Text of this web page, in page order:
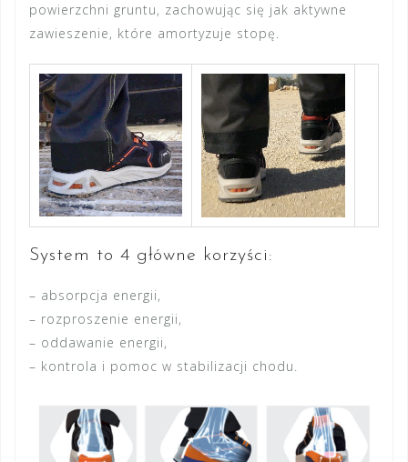
powierzchni gruntu, zachowując się jak aktywne
zawieszenie, które amortyzuje stopę.
System to 4 główne korzyści:
– absorpcja energii,
– rozproszenie energii,
– oddawanie energii,
– kontrola i pomoc w stabilizacji chodu.